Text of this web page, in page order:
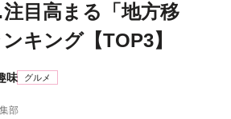
目高まる「地方移
キング【TOP3】
味 グルメ
部